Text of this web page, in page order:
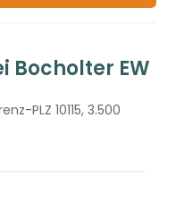
Bocholter EW
PLZ 10115, 3.500